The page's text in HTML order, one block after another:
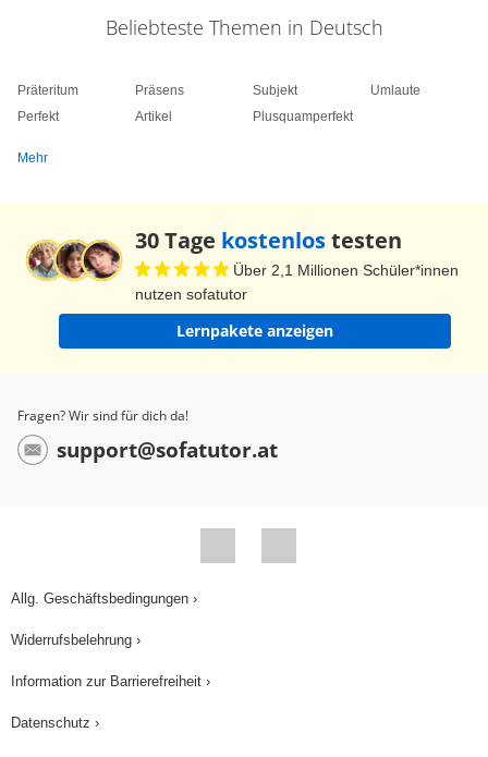
Beliebteste Themen in Deutsch
Präteritum
Perfekt
Präsens
Artikel
Subjekt
Plusquamperfekt
Umlaute
Mehr
30 Tage kostenlostesten
Über 2,1 Millionen Schüler*innen
nutzen sofatutor
Lernpakete anzeigen
Fragen? Wir sind für dich da!
support@sofatutor.at
Allg. Geschäftsbedingungen ›
Widerrufsbelehrung ›
Information zur Barrierefreiheit ›
Datenschutz ›